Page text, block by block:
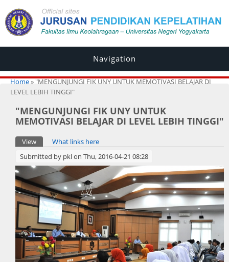
Navigation
You are here
Home» "MENGUNJUNGI FIK UNY UNTUK MEMOTIVASI BELAJAR DI
LEVEL LEBIH TINGGI"
"MENGUNJUNGI FIK UNY UNTUK
MEMOTIVASI BELAJAR DI LEVEL LEBIH TINGGI"
Primary tabs
View (active tab)
What links here
Submitted by pklon Thu, 2016-04-21 08:28